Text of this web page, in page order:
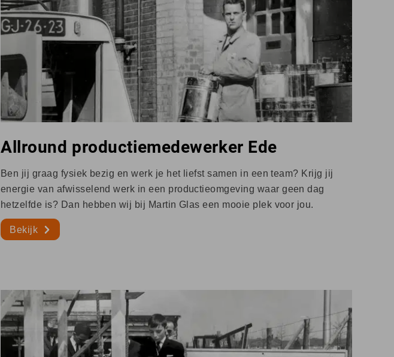
Allround productiemedewerker Ede
Ben jij graag fysiek bezig en werk je het liefst samen in een team? Krijg jij
energie van afwisselend werk in een productieomgeving waar geen dag
hetzelfde is? Dan hebben wij bij Martin Glas een mooie plek voor jou.
Bekijk